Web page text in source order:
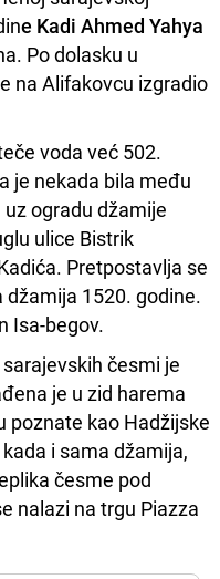
e Kadi Ahmed Yahya
Po dolasku u
na Alifakovcu izgradio
voda već 502.
je nekada bila među
ogradu džamije
ulice Bistrik
Pretpostavlja se
1520. godine.
Isa-begov.
česmi je
je u zid harema
poznate kao Hadžijske
i sama džamija,
česme pod
nalazi na trgu Piazza